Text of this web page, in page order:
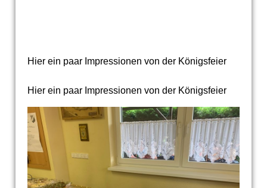
Hier ein paar Impressionen von der Königsfeier
Hier ein paar Impressionen von der Königsfeier